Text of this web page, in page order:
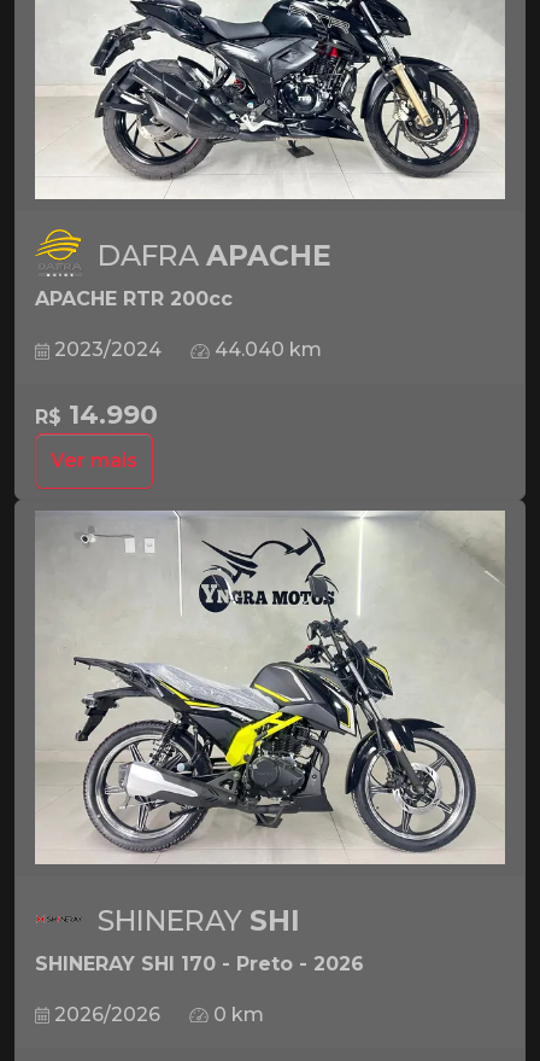
DAFRA APACHE
APACHE RTR 200cc
2023/2024 44.040 km
R$ 14.990
Ver mais
SHINERAY SHI
SHINERAY SHI 170 - Preto - 2026
2026/2026 0 km